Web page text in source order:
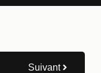
Suivant